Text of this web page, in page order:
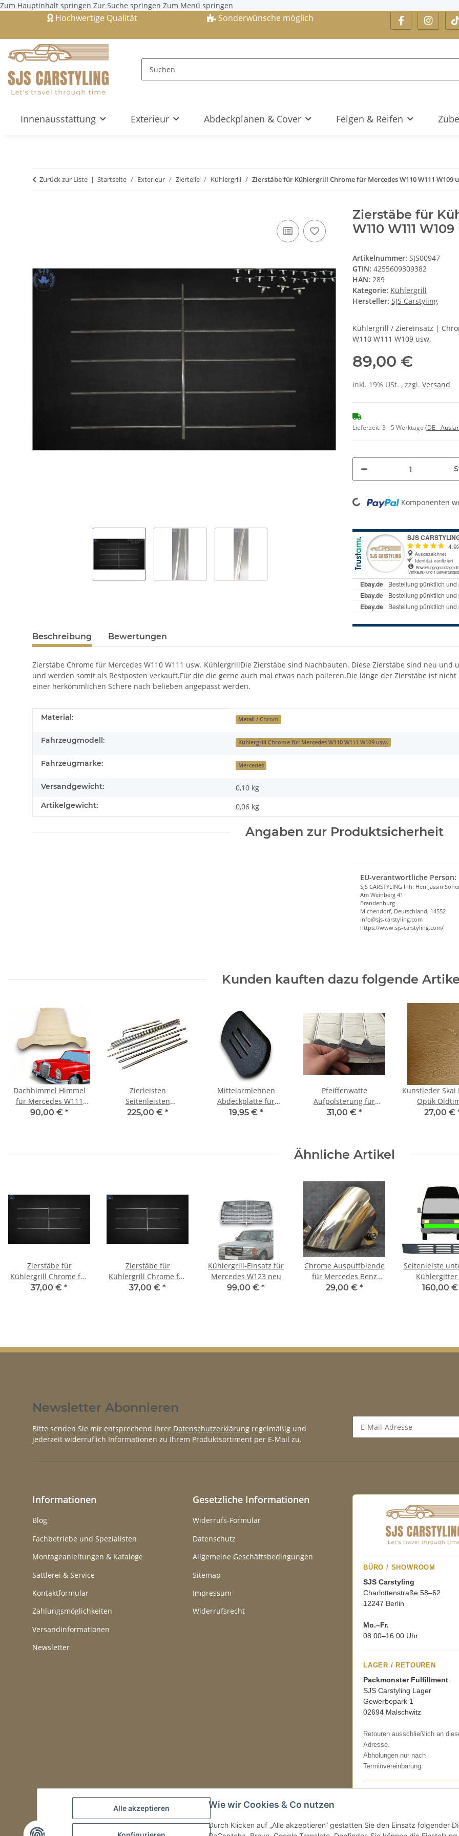
Zum Hauptinhalt springen Zur Suche springen Zum Menü springen
Alle akzeptieren Wie wir Cookies & Co nutzen
Durch Klicken auf „Alle akzeptieren“ gestatten Sie den Einsatz folgender
Sonderwünsche möglich
Hochwertige Qualität
Innenausstattung Exterieur Abdeckplanen & Cover Felgen & Reifen
Zurück zur Liste Startseite Exterieur Zierteile Kühlergrill Zierstäbe für Kühlergrill Chrome für Mercedes W110 W111 W109
Zierstäbe für
W110 W111
Artikelnummer: SJS00947
GTIN: 4255609309382
HAN: 289
Kategorie: Kühlergrill
Hersteller: SJS Carstyling
Kühlergrill / Ziereinsatz |
W110 W111 W109 usw.
89,00 €
inkl. 19% USt. , zzgl. Versand
Lieferzeit:3 - 5 Werktage (DE -
Loading... Komponenten
Beschreibung Bewertungen
Zierstäbe Chrome für Mercedes W110 W111 usw. KühlergrillDie Zierstäbe sind Nachbauten. Diese Zierstäbe sind neu
und werden somit als Restposten verkauft.Für die die gerne auch mal etwas nach polieren.Die länge der Zierstäbe ist
einer herkömmlichen Schere nach belieben angepasst werden.
Produkteigenschaft
Wert
Material: Metall / Chrom
Fahrzeugmodell: Kühlergrill Chrome für Mercedes W110 W111 W109 usw.
Fahrzeugmarke: Mercedes
Versandgewicht: 0,10 kg
Artikelgewicht: 0,06 kg
Angaben zur Produktsicherheit
EU-verantwortliche Person:
SJS CARSTYLING Inh. Herr Jassin
Am Weinberg 41
Brandenburg
Michendorf, Deutschland, 14552
info@sjs-carstyling.com
https://www.sjs-carstyling.com/
Kunden kauften dazu folgende
Dachhimmel Himmel
für Mercedes W111
ohne Schiebedach
90,00 € *
Zierleisten
Seitenleisten
Gürtelleisten für
225,00 € *
Mittelarmlehnen
Abdeckplatte für
Mercedes SL107W107
19,95 € *
Pfeiffenwatte
Aufpolsterung für
Mercedes Bezüge
31,00 € *
Kunstleder Skai
Optik
27,00 €
Ähnliche Artikel
Zierstäbe für
Kühlergrill Chrome für
Mercedes W123
37,00 € *
Zierstäbe für
Kühlergrill Chrome für
Mercedes W114 W115
37,00 € *
Kühlergrill-Einsatz für
Mercedes W123 neu
99,00 € *
Chrome Auspuffblende
für Mercedes Benz
Oldtimer
29,00 € *
Seitenleiste
Mercedes T1
160,00
Newsletter Abonnieren
Bitte senden Sie mir entsprechend Ihrer Datenschutzerklärung regelmäßig und
jederzeit widerruflich Informationen zu Ihrem Produktsortiment per E-Mail zu.
Informationen
Blog
Fachbetriebe und Spezialisten
Montageanleitungen & Kataloge
Sattlerei & Service
Kontaktformular
Zahlungsmöglichkeiten
Versandinformationen
Newsletter
Gesetzliche Informationen
Widerrufs-Formular
Datenschutz
Allgemeine Geschäftsbedingungen
Sitemap
Impressum
Widerrufsrecht
BÜRO / SHOWROOM
SJS Carstyling
Charlottenstraße 58–62
12247 Berlin
Mo.–Fr.
08:00–16:00 Uhr
LAGER / RETOUREN
Packmonster Fulfillment
SJS Carstyling Lager
Gewerbepark 1
02694 Malschwitz
Retouren ausschließlich an
Adresse.
Abholungen nur nach
Terminvereinbarung.